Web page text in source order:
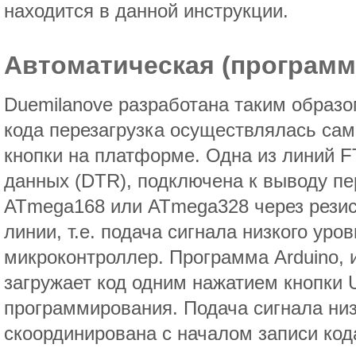
находится в данной инструкции.
Автоматическая
Duemilanove разработана таким
кода перезагрузка осуществлялась
кнопки на платформе. Одна из линий
данных (DTR), подключена к выводу
ATmega168 или ATmega328 через
линии, т.е. подача сигнала низкого
микроконтроллер. Программа
загружает код одним нажатием кнопки
программирования. Подача сигнала
скоординирована с началом записи